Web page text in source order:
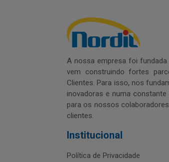
A nossa empresa foi
vem construindo fortes
Clientes. Para isso, nos
inovadoras e numa
para os nossos
clientes.
Institucional
Política de Privacidade